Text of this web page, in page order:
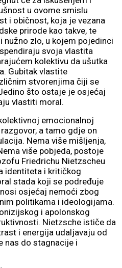
u ovome smislu
i običnost, koja je vezana
prirode kao takve, te
zlo, u kojem pojedinci
svoja vlastita
kolektivu da ušutka
Gubitak vlastite
stvorenjima čiji se
što ostaje je osjećaj
vlastiti moral.
emocionalnoj
a tamo gdje on
Nema više mišljenja,
više pobjeda, postoje
Friedrichu Nietzscheu
identiteta i kritičkog
stada koji se podređuje
osjećaj nemoći zbog
politikama i ideologijama.
i apolonskog
Nietzsche ističe da
i energija udaljavaju od
nas do stagnacije i